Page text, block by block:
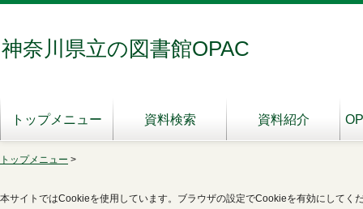
神奈川県立の図書館OPAC
トップメニュー 資料検索 資料紹介
トップメニュー >
本サイトではCookieを使用しています。ブラウザの設定でCookieを有効にしてく